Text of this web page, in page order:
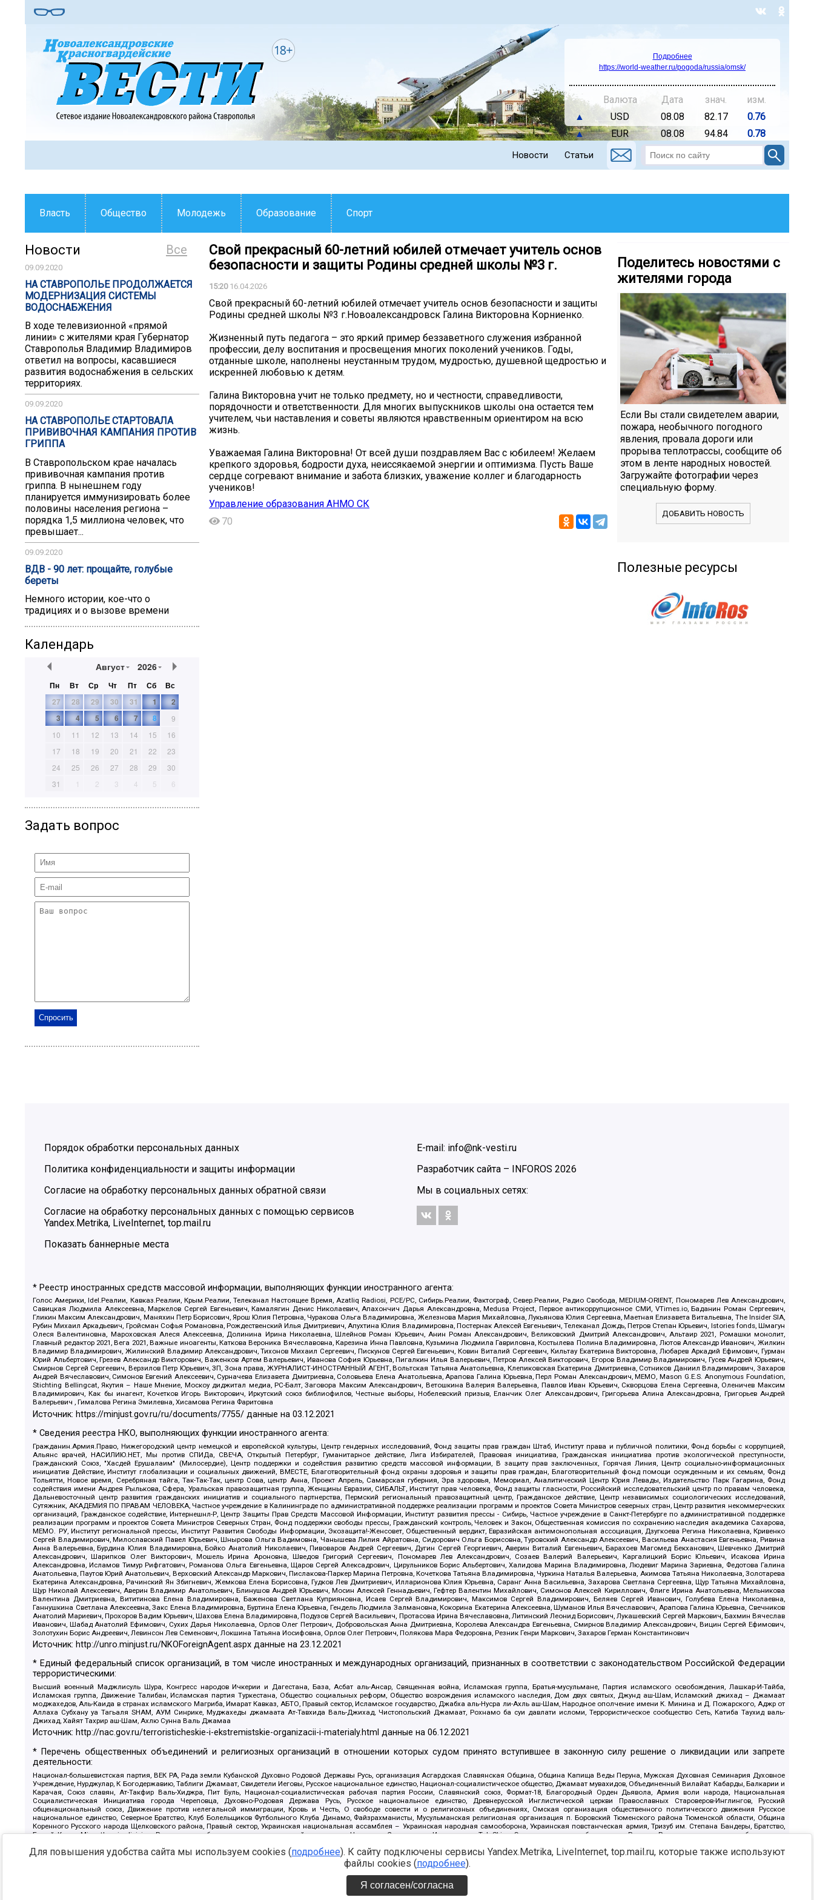
Подробнее
https://world-weather.ru/pogoda/russia/omsk/
Валюта Дата знач.
изм.
▲
USD 08.08 82.17
0.76
▲
EUR 08.08 94.84 0.78
Новости Статьи
Власть Общество Молодежь Образование Спорт
Все
Новости
09.09.2020
НА СТАВРОПОЛЬЕ ПРОДОЛЖАЕТСЯ
МОДЕРНИЗАЦИЯ СИСТЕМЫ
ВОДОСНАБЖЕНИЯ
В ходе телевизионной «прямой
линии» с жителями края Губернатор
Ставрополья Владимир Владимиров
ответил на вопросы, касавшиеся
развития водоснабжения в сельских
территориях.
09.09.2020
НА СТАВРОПОЛЬЕ СТАРТОВАЛА
ПРИВИВОЧНАЯ КАМПАНИЯ ПРОТИВ
ГРИППА
В Ставропольском крае началась
прививочная кампания против
гриппа. В нынешнем году
планируется иммунизировать более
половины населения региона –
порядка 1,5 миллиона человек, что
превышает...
09.09.2020
ВДВ - 90 лет: прощайте, голубые
береты
Немного истории, кое-что о
традициях и о вызове времени
Календарь
Август 2026
Пн Вт Ср Чт Пт Сб
Вс
27
28 29 30 31 1
2
3
4 5 6 7 8
9
10
11 12 13 14 15
16
17
18 19 20 21 22
23
24
25 26 27 28 29
30
31
1 2 3 4 5 6
Задать вопрос
Свой прекрасный 60-летний юбилей отмечает учитель основ
безопасности и защиты Родины средней школы №3 г.
15:2016.04.2026
Свой прекрасный 60-летний юбилей отмечает учитель основ безопасности и защиты
Родины средней школы №3 г.Новоалександровск Галина Викторовна Корниенко.
Жизненный путь педагога – это яркий пример беззаветного служения избранной
профессии, делу воспитания и просвещения многих поколений учеников. Годы,
отданные школе, наполнены неустанным трудом, мудростью, душевной щедростью и
искренней любовью к детям.
Галина Викторовна учит не только предмету, но и честности, справедливости,
порядочности и ответственности. Для многих выпускников школы она остается тем
учителем, чьи наставления и советы являются нравственным ориентиром на всю
жизнь.
Уважаемая Галина Викторовна! От всей души поздравляем Вас с юбилеем! Желаем
крепкого здоровья, бодрости духа, неиссякаемой энергии и оптимизма. Пусть Ваше
сердце согревают внимание и забота близких, уважение коллег и благодарность
учеников!
Управление образования АНМО СК
70
Поделитесь новостями с
жителями города
Если Вы стали свидетелем аварии,
пожара, необычного погодного
явления, провала дороги или
прорыва теплотрассы, сообщите об
этом в ленте народных новостей.
Загружайте фотографии через
специальную форму.
ДОБАВИТЬ НОВОСТЬ
Полезные ресурсы
Порядок обработки персональных данных
Политика конфиденциальности и защиты информации
Согласие на обработку персональных данных обратной связи
Согласие на обработку персональных данных с помощью сервисов
Yandex.Metrika, LiveInternet, top.mail.ru
Показать баннерные места
E-mail: info@nk-vesti.ru
Разработчик сайта – INFOROS 2026
Мы в социальных сетях:
* Реестр иностранных средств массовой информации, выполняющих функции иностранного агента:
Голос Америки, Idel.Реалии, Кавказ.Реалии, Крым.Реалии, Телеканал Настоящее Время, Azatliq Radiosi, PCE/PC, Сибирь.Реалии, Фактограф, Север.Реалии, Радио Свобода, MEDIUM-ORIENT, Пономарев Лев Александрович,
Савицкая Людмила Алексеевна, Маркелов Сергей Евгеньевич, Камалягин Денис Николаевич, Апахончич Дарья Александровна, Medusa Project, Первое антикоррупционное СМИ, VTimes.io, Баданин Роман Сергеевич,
Гликин Максим Александрович, Маняхин Петр Борисович, Ярош Юлия Петровна, Чуракова Ольга Владимировна, Железнова Мария Михайловна, Лукьянова Юлия Сергеевна, Маетная Елизавета Витальевна, The Insider SIA,
Рубин Михаил Аркадьевич, Гройсман Софья Романовна, Рождественский Илья Дмитриевич, Апухтина Юлия Владимировна, Постернак Алексей Евгеньевич, Телеканал Дождь, Петров Степан Юрьевич, Istories fonds, Шмагун
Олеся Валентиновна, Мароховская Алеся Алексеевна, Долинина Ирина Николаевна, Шлейнов Роман Юрьевич, Анин Роман Александрович, Великовский Дмитрий Александрович, Альтаир 2021, Ромашки монолит,
Главный редактор 2021, Вега 2021, Важные иноагенты, Каткова Вероника Вячеславовна, Карезина Инна Павловна, Кузьмина Людмила Гавриловна, Костылева Полина Владимировна, Лютов Александр Иванович, Жилкин
Владимир Владимирович, Жилинский Владимир Александрович, Тихонов Михаил Сергеевич, Пискунов Сергей Евгеньевич, Ковин Виталий Сергеевич, Кильтау Екатерина Викторовна, Любарев Аркадий Ефимович, Гурман
Юрий Альбертович, Грезев Александр Викторович, Важенков Артем Валерьевич, Иванова София Юрьевна, Пигалкин Илья Валерьевич, Петров Алексей Викторович, Егоров Владимир Владимирович, Гусев Андрей Юрьевич,
Смирнов Сергей Сергеевич, Верзилов Петр Юрьевич, ЗП, Зона права, ЖУРНАЛИСТ-ИНОСТРАННЫЙ АГЕНТ, Вольтская Татьяна Анатольевна, Клепиковская Екатерина Дмитриевна, Сотников Даниил Владимирович, Захаров
Андрей Вячеславович, Симонов Евгений Алексеевич, Сурначева Елизавета Дмитриевна, Соловьева Елена Анатольевна, Арапова Галина Юрьевна, Перл Роман Александрович, МЕМО, Mason G.E.S. Anonymous Foundation,
Stichting Bellingcat, Якутия – Наше Мнение, Москоу диджитал медиа, РС-Балт, Заговора Максим Александрович, Ветошкина Валерия Валерьевна, Павлов Иван Юрьевич, Скворцова Елена Сергеевна, Оленичев Максим
Владимирович, Как бы инагент, Кочетков Игорь Викторович, Иркутский союз библиофилов, Честные выборы, Нобелевский призыв, Еланчик Олег Александрович, Григорьева Алина Александровна, Григорьев Андрей
Валерьевич , Гималова Регина Эмилевна, Хисамова Регина Фаритовна
Источник: https://minjust.gov.ru/ru/documents/7755/ данные на03.12.2021
* Сведения реестра НКО, выполняющих функции иностранного агента:
Гражданин.Армия.Право, Нижегородский центр немецкой и европейской культуры, Центр гендерных исследований, Фонд защиты прав граждан Штаб, Институт права и публичной политики, Фонд борьбы с коррупцией,
Альянс врачей, НАСИЛИЮ.НЕТ, Мы против СПИДа, СВЕЧА, Открытый Петербург, Гуманитарное действие, Лига Избирателей, Правовая инициатива, Гражданская инициатива против экологической преступности,
Гражданский Союз, "Хасдей Ерушалаим" (Милосердие), Центр поддержки и содействия развитию средств массовой информации, В защиту прав заключенных, Горячая Линия, Центр социально-информационных
инициатив Действие, Институт глобализации и социальных движений, ВМЕСТЕ, Благотворительный фонд охраны здоровья и защиты прав граждан, Благотворительный фонд помощи осужденным и их семьям, Фонд
Тольятти, Новое время, Серебряная тайга, Так-Так-Так, центр Сова, центр Анна, Проект Апрель, Самарская губерния, Эра здоровья, Мемориал, Аналитический Центр Юрия Левады, Издательство Парк Гагарина, Фонд
содействия имени Андрея Рылькова, Сфера, Уральская правозащитная группа, Женщины Евразии, СИБАЛЬТ, Институт прав человека, Фонд защиты гласности, Российский исследовательский центр по правам человека,
Дальневосточный центр развития гражданских инициатив и социального партнерства, Пермский региональный правозащитный центр, Гражданское действие, Центр независимых социологических исследований,
Сутяжник, АКАДЕМИЯ ПО ПРАВАМ ЧЕЛОВЕКА, Частное учреждение в Калининграде по административной поддержке реализации программ и проектов Совета Министров северных стран, Центр развития некоммерческих
организаций, Гражданское содействие, Интернешнл-Р, Центр Защиты Прав Средств Массовой Информации, Институт развития прессы - Сибирь, Частное учреждение в Санкт-Петербурге по административной поддержке
реализации программ и проектов Совета Министров Северных Стран, Фонд поддержки свободы прессы, Гражданский контроль, Человек и Закон, Общественная комиссия по сохранению наследия академика Сахарова,
МЕМО. РУ, Институт региональной прессы, Институт Развития Свободы Информации, Экозащита!-Женсовет, Общественный вердикт, Евразийская антимонопольная ассоциация, Дзугкоева Регина Николаевна, Кривенко
Сергей Владимирович, Милославский Павел Юрьевич, Шнырова Ольга Вадимовна, Чанышева Лилия Айратовна, Сидорович Ольга Борисовна, Туровский Александр Алексеевич, Васильева Анастасия Евгеньевна, Ривина
Анна Валерьевна, Бурдина Юлия Владимировна, Бойко Анатолий Николаевич, Пивоваров Андрей Сергеевич, Дугин Сергей Георгиевич, Аверин Виталий Евгеньевич, Барахоев Магомед Бекханович, Шевченко Дмитрий
Александрович, Шарипков Олег Викторович, Мошель Ирина Ароновна, Шведов Григорий Сергеевич, Пономарев Лев Александрович, Созаев Валерий Валерьевич, Каргалицкий Борис Юльевич, Исакова Ирина
Александровна, Исламов Тимур Рифгатович, Романова Ольга Евгеньевна, Щаров Сергей Алексадрович, Цирульников Борис Альбертович, Халидова Марина Владимировна, Людевиг Марина Зариевна, Федотова Галина
Анатольевна, Паутов Юрий Анатольевич, Верховский Александр Маркович, Пислакова-Паркер Марина Петровна, Кочеткова Татьяна Владимировна, Чуркина Наталья Валерьевна, Акимова Татьяна Николаевна, Золотарева
Екатерина Александровна, Рачинский Ян Збигневич, Жемкова Елена Борисовна, Гудков Лев Дмитриевич, Илларионова Юлия Юрьевна, Саранг Анна Васильевна, Захарова Светлана Сергеевна, Щур Татьяна Михайловна,
Щур Николай Алексеевич, Аверин Владимир Анатольевич, Блинушов Андрей Юрьевич, Мосин Алексей Геннадьевич, Гефтер Валентин Михайлович, Симонов Алексей Кириллович, Флиге Ирина Анатольевна, Мельникова
Валентина Дмитриевна, Вититинова Елена Владимировна, Баженова Светлана Куприяновна, Исаев Сергей Владимирович, Максимов Сергей Владимирович, Беляев Сергей Иванович, Голубева Елена Николаевна,
Ганнушкина Светлана Алексеевна, Закс Елена Владимировна, Буртина Елена Юрьевна, Гендель Людмила Залмановна, Кокорина Екатерина Алексеевна, Шуманов Илья Вячеславович, Арапова Галина Юрьевна, Свечников
Анатолий Мариевич, Прохоров Вадим Юрьевич, Шахова Елена Владимировна, Подузов Сергей Васильевич, Протасова Ирина Вячеславовна, Литинский Леонид Борисович, Лукашевский Сергей Маркович, Бахмин Вячеслав
Иванович, Шабад Анатолий Ефимович, Сухих Дарья Николаевна, Орлов Олег Петрович, Добровольская Анна Дмитриевна, Королева Александра Евгеньевна, Смирнов Владимир Александрович, Вицин Сергей Ефимович,
Золотухин Борис Андреевич, Левинсон Лев Семенович, Локшина Татьяна Иосифовна, Орлов Олег Петрович, Полякова Мара Федоровна, Резник Генри Маркович, Захаров Герман Константинович
Источник: http://unro.minjust.ru/NKOForeignAgent.aspx данные на23.12.2021
* Единый федеральный список организаций, в том числе иностранных и международных организаций, признанных в соответствии с законодательством Российской Федерации
террористическими:
Высший военный Маджлисуль Шура, Конгресс народов Ичкерии и Дагестана, База, Асбат аль-Ансар, Священная война, Исламская группа, Братья-мусульмане, Партия исламского освобождения, Лашкар-И-Тайба,
Исламская группа, Движение Талибан, Исламская партия Туркестана, Общество социальных реформ, Общество возрождения исламского наследия, Дом двух святых, Джунд аш-Шам, Исламский джихад – Джамаат
моджахедов, Аль-Каида в странах исламского Магриба, Имарат Кавказ, АБТО, Правый сектор, Исламское государство, Джабха аль-Нусра ли-Ахль аш-Шам, Народное ополчение имени К. Минина и Д. Пожарского, Аджр от
Аллаха Субхану уа Тагьаля SHAM, АУМ Синрике, Муджахеды джамаата Ат-Тавхида Валь-Джихад, Чистопольский Джамаат, Рохнамо ба суи давлати исломи, Террористическое сообщество Сеть, Катиба Таухид валь-
Джихад, Хайят Тахрир аш-Шам, Ахлю Сунна Валь Джамаа
Источник:http://nac.gov.ru/terroristicheskie-i-ekstremistskie-organizacii-i-materialy.html данные на06.12.2021
* Перечень общественных объединений и религиозных организаций в отношении которых судом принято вступившее в законную силу решение о ликвидации или запрете
деятельности:
Национал-большевистская партия, ВЕК РА, Рада земли Кубанской Духовно Родовой Державы Русь, организация Асгардская Славянская Община, Община Капища Веды Перуна, Мужская Духовная Семинария Духовное
Учреждение, Нурджулар, К Богодержавию, Таблиги Джамаат, Свидетели Иеговы, Русское национальное единство, Национал-социалистическое общество, Джамаат мувахидов, Объединенный Вилайат Кабарды, Балкарии и
Карачая, Союз славян, Ат-Такфир Валь-Хиджра, Пит Буль, Национал-социалистическая рабочая партия России, Славянский союз, Формат-18, Благородный Орден Дьявола, Армия воли народа, Национальная
Социалистическая Инициатива города Череповца, Духовно-Родовая Держава Русь, Русское национальное единство, Древнерусской Инглистической церкви Православных Староверов-Инглингов, Русский
общенациональный союз, Движение против нелегальной иммиграции, Кровь и Честь, О свободе совести и о религиозных объединениях, Омская организация общественного политического движения Русское
национальное единство, Северное Братство, Клуб Болельщиков Футбольного Клуба Динамо, Файзрахманисты, Мусульманская религиозная организация п. Боровский Тюменского района Тюменской области, Община
Коренного Русского народа Щелковского района, Правый сектор, Украинская национальная ассамблея – Украинская народная самооборона, Украинская повстанческая армия, Тризуб им. Степана Бандеры, Братство,
Белый Крест, Misanthropic division, Религиозное объединение последователей инглиизма, Народная Социальная Инициатива, TulaSkins, Этнополитическое объединение Русские, Русское национальное объединение
Артподготовка, Штольц, В честь иконы Божией Матери Державная, Сектор 16, Независимость, Фирма, Молодежная правозащитная группа МПГ, Курсом Правды и Единения, Каракольская инициативная группа, Автоград
Крю, Союз Славянских Сил Руси, Алля-Аят, Благотворительный пансионат Ак Умут, Русская республика Русь, Арестантское уголовное единство, Башкорт, Нация и свобода, W.H.С., Фалунь Дафа, Иртыш Ultras, Русский
Патриотический клуб-Новокузнецк/РПК, Сибирский державный союз, Фонд борьбы с коррупцией, Фонд защиты прав граждан, Штабы Навального, Совет граждан СССР Прикубанского округа г. Краснодара
Для повышения удобства сайта мы используем cookies (подробнее). К сайту подключены сервисы Yandex.Metrika, LiveInternet, top.mail.ru, которые также используют
файлы cookies (подробнее).
Я согласен/согласна